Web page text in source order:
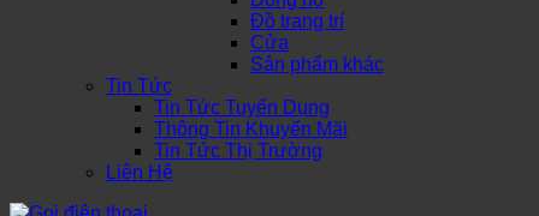
Đồ trang trí
Cửa
Sản phẩm khác
Tin Tức
Tin Tức Tuyển Dụng
Thông Tin Khuyến Mãi
Tin Tức Thị Trường
Liên Hệ